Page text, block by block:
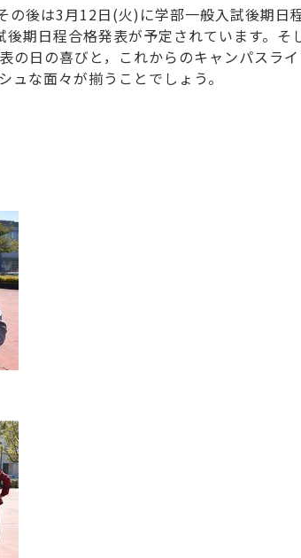
の後は3月12日(火)に学部一般入試後期日
期日程合格発表が予定されています。そ
の日の喜びと，これからのキャンパスラ
ュな面々が揃うことでしょう。